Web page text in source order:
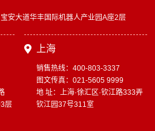
安大道华丰国际机器人产业园A座2层
层
上海
销售热线：400-803-3337
图文传真：021-5605 9999
地 址：上海·徐汇区·钦江路333弄
钦江园37号311室